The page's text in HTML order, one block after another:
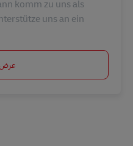
komm zu uns als
uns an ein...
عرض